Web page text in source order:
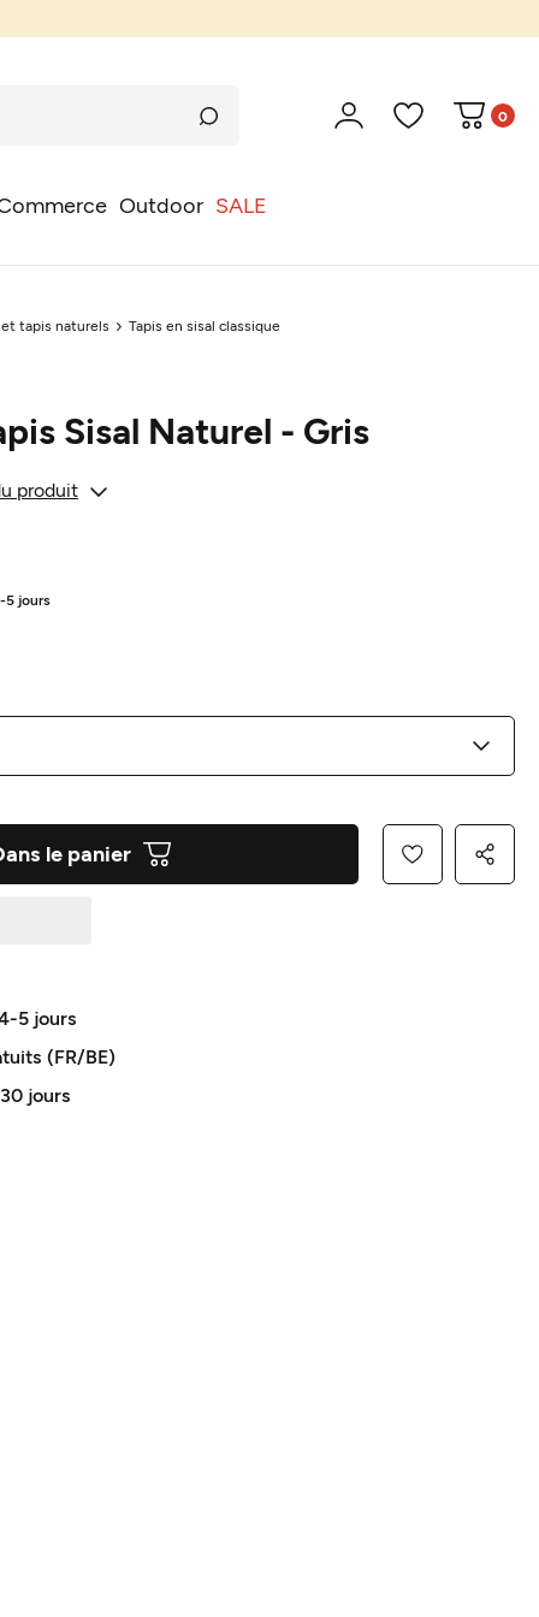
Outdoor SALE
0
et tapis naturels Tapis en sisal classique
Sisal Naturel - Gris
produit
5 jours
le panier
5 jours
(FR/BE)
jours